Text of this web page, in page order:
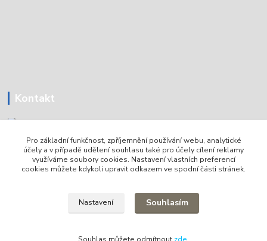
Kontakt
Tomáš Holoubek
+420736720979
Pro základní funkčnost, zpříjemnění používání webu, analytické
účely a v případě udělení souhlasu také pro účely cílení reklamy
využíváme soubory cookies. Nastavení vlastních preferencí
cookies můžete kdykoli upravit odkazem ve spodní části stránek.
Nastavení Souhlasím